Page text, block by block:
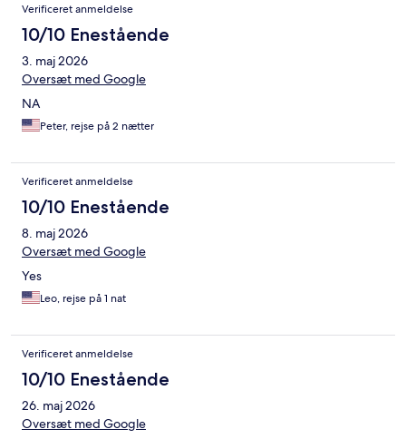
Verificeret anmeldelse
10/10 Enestående
3. maj 2026
Oversæt med Google
NA
Peter, rejse på 2 nætter
Verificeret anmeldelse
10/10 Enestående
8. maj 2026
Oversæt med Google
Yes
Leo, rejse på 1 nat
Verificeret anmeldelse
10/10 Enestående
26. maj 2026
Oversæt med Google